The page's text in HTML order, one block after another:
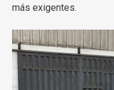
más exigentes.